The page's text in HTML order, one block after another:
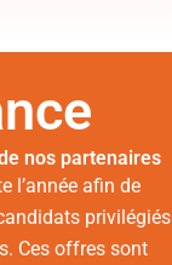
nos partenaires
l’année afin de
privilégiés
Ces offres sont